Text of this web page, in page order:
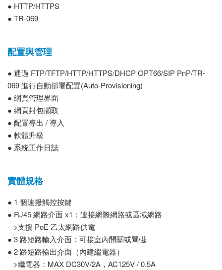
● HTTP/HTTPS
● TR-069
配置與管理
● 通過 FTP/TFTP/HTTP/HTTPS/DHCP OPT66/SIP PnP/TR-
069 進行自動部署配置(Auto-Provisioning)
● 網頁管理界面
● 網頁封包擷取
● 配置導出 / 導入
● 軟體升級
● 系統工作日誌
實體規格
● 1 個速撥觸控按鍵
● RJ45 網路介面 x1：連接網際網路或區域網路
>支援 PoE 乙太網路供電
● 3 路短路輸入介面：可接室內開關或閘磁
● 2 路短路輸出介面（內建繼電器）
>繼電器：MAX DC30V/2A，AC125V / 0.5A